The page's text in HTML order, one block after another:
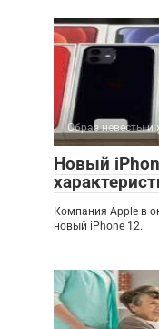
Образ невесты и
Новый
Компания Apple в
новый iPhone 12.